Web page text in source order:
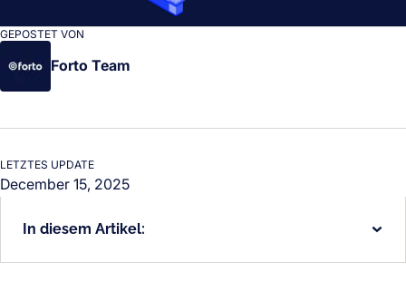
GEPOSTET VON
Forto Team
LETZTES UPDATE
December 15, 2025
In diesem Artikel: